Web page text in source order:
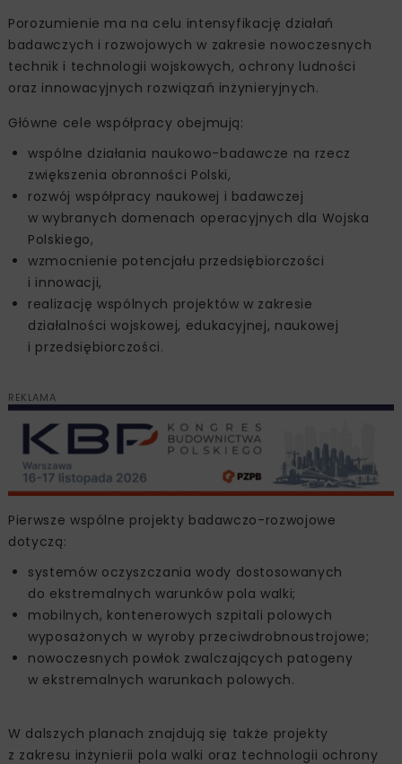
Porozumienie ma na celu intensyfikację działań
badawczych i rozwojowych w zakresie nowoczesnych
technik i technologii wojskowych, ochrony ludności
oraz innowacyjnych rozwiązań inżynieryjnych.
Główne cele współpracy obejmują:
wspólne działania naukowo-badawcze na rzecz
zwiększenia obronności Polski,
rozwój współpracy naukowej i badawczej
w wybranych domenach operacyjnych dla Wojska
Polskiego,
wzmocnienie potencjału przedsiębiorczości
i innowacji,
realizację wspólnych projektów w zakresie
działalności wojskowej, edukacyjnej, naukowej
i przedsiębiorczości.
REKLAMA
Pierwsze wspólne projekty badawczo-rozwojowe
dotyczą:
systemów oczyszczania wody dostosowanych
do ekstremalnych warunków pola walki;
mobilnych, kontenerowych szpitali polowych
wyposażonych w wyroby przeciwdrobnoustrojowe;
nowoczesnych powłok zwalczających patogeny
w ekstremalnych warunkach polowych.
W dalszych planach znajdują się także projekty
z zakresu inżynierii pola walki oraz technologii ochrony